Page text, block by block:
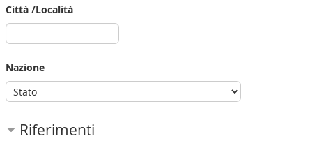
Città /Località
Nazione
Riferimenti